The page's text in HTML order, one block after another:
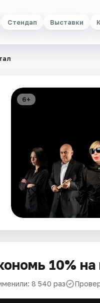
Стендап Выставки
6+
10% на
8 540 раз